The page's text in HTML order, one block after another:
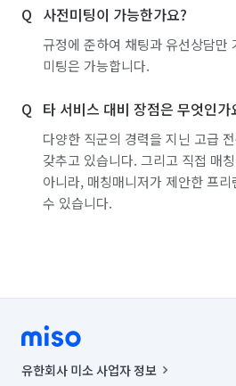
사전미팅이 가능한가요?
규정에 준하여 채팅과 유선상담만
미팅은 가능합니다.
타 서비스 대비 장점은 무엇인가
다양한 직군의 경력을 지닌 고급
갖추고 있습니다. 그리고 직접 매
아니라, 매칭매니저가 제안한 프
수 있습니다.
유한회사 미소 사업자 정보